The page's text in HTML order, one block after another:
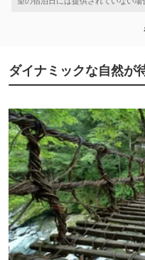
ダイナミックな自然が